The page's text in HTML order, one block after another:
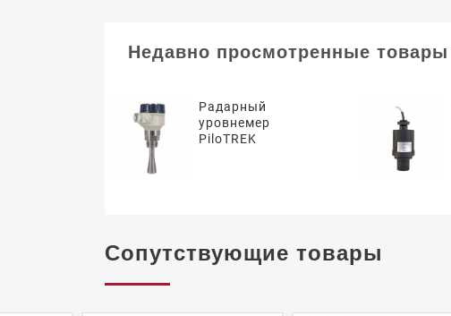
Недавно просмотренные товары
Радарный
уровнемер
PiloTREK
Сопутствующие товары